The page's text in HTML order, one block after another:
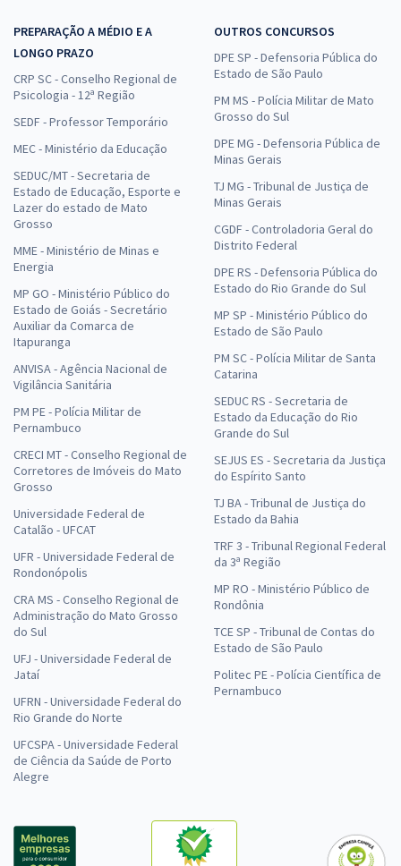
PREPARAÇÃO A MÉDIO E A
LONGO PRAZO
CRP SC - Conselho Regional de
Psicologia - 12ª Região
SEDF - Professor Temporário
MEC - Ministério da Educação
SEDUC/MT - Secretaria de
Estado de Educação, Esporte e
Lazer do estado de Mato
Grosso
MME - Ministério de Minas e
Energia
MP GO - Ministério Público do
Estado de Goiás - Secretário
Auxiliar da Comarca de
Itapuranga
ANVISA - Agência Nacional de
Vigilância Sanitária
PM PE - Polícia Militar de
Pernambuco
CRECI MT - Conselho Regional de
Corretores de Imóveis do Mato
Grosso
Universidade Federal de
Catalão - UFCAT
UFR - Universidade Federal de
Rondonópolis
CRA MS - Conselho Regional de
Administração do Mato Grosso
do Sul
UFJ - Universidade Federal de
Jataí
UFRN - Universidade Federal do
Rio Grande do Norte
UFCSPA - Universidade Federal
de Ciência da Saúde de Porto
Alegre
OUTROS CONCURSOS
DPE SP - Defensoria Pública do
Estado de São Paulo
PM MS - Polícia Militar de Mato
Grosso do Sul
DPE MG - Defensoria Pública de
Minas Gerais
TJ MG - Tribunal de Justiça de
Minas Gerais
CGDF - Controladoria Geral do
Distrito Federal
DPE RS - Defensoria Pública do
Estado do Rio Grande do Sul
MP SP - Ministério Público do
Estado de São Paulo
PM SC - Polícia Militar de Santa
Catarina
SEDUC RS - Secretaria de
Estado da Educação do Rio
Grande do Sul
SEJUS ES - Secretaria da Justiça
do Espírito Santo
TJ BA - Tribunal de Justiça do
Estado da Bahia
TRF 3 - Tribunal Regional Federal
da 3ª Região
MP RO - Ministério Público de
Rondônia
TCE SP - Tribunal de Contas do
Estado de São Paulo
Politec PE - Polícia Científica de
Pernambuco